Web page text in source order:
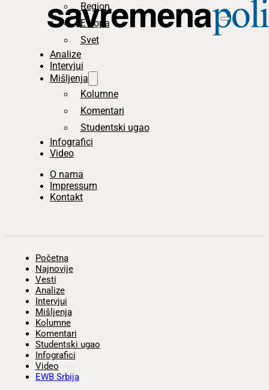
Region
Evropa
Svet
Analize
Intervjui
Mišljenja
Kolumne
Komentari
Studentski ugao
Infografici
Video
O nama
Impressum
Kontakt
Početna
Najnovije
Vesti
Analize
Intervjui
Mišljenja
Kolumne
Komentari
Studentski ugao
Infografici
Video
EWB Srbija